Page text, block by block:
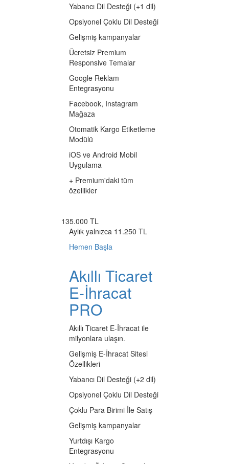
Yabancı Dil Desteği (+1 dil)
Opsiyonel Çoklu Dil Desteği
Gelişmiş kampanyalar
Ücretsiz Premium
Responsive Temalar
Google Reklam
Entegrasyonu
Facebook, Instagram
Mağaza
Otomatik Kargo Etiketleme
Modülü
iOS ve Android Mobil
Uygulama
+ Premium'daki tüm
özellikler
135.000 TL
Aylık yalnızca 11.250 TL
Hemen Başla
Akıllı Ticaret
E-İhracat
PRO
Akıllı Ticaret E-İhracat ile
milyonlara ulaşın.
Gelişmiş E-İhracat Sitesi
Özellikleri
Yabancı Dil Desteği (+2 dil)
Opsiyonel Çoklu Dil Desteği
Çoklu Para Birimi İle Satış
Gelişmiş kampanyalar
Yurtdışı Kargo
Entegrasyonu